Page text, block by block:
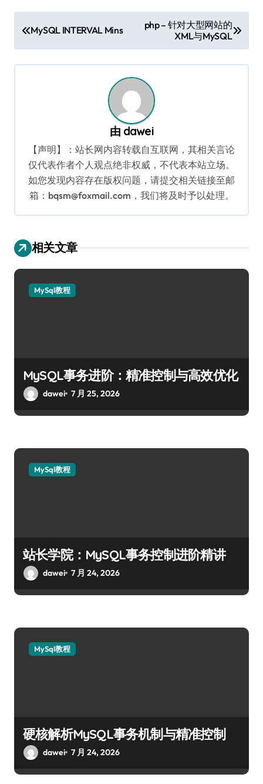
章
导
MySQL INTERVAL Mins
php – 针对大型网站的
XML与MySQL
由 dawei
【声明】：站长网内容转载自互联网，其相关言论
仅代表作者个人观点绝非权威，不代表本站立场。
如您发现内容存在版权问题，请提交相关链接至邮
箱：bqsm@foxmail.com，我们将及时予以处理。
相关文章
MySql教程
MySQL事务进阶：精准控制与高效优化
dawei 7 月 25, 2026
MySql教程
站长学院：MySQL事务控制进阶精讲
dawei 7 月 24, 2026
MySql教程
硬核解析MySQL事务机制与精准控制
dawei 7 月 24, 2026